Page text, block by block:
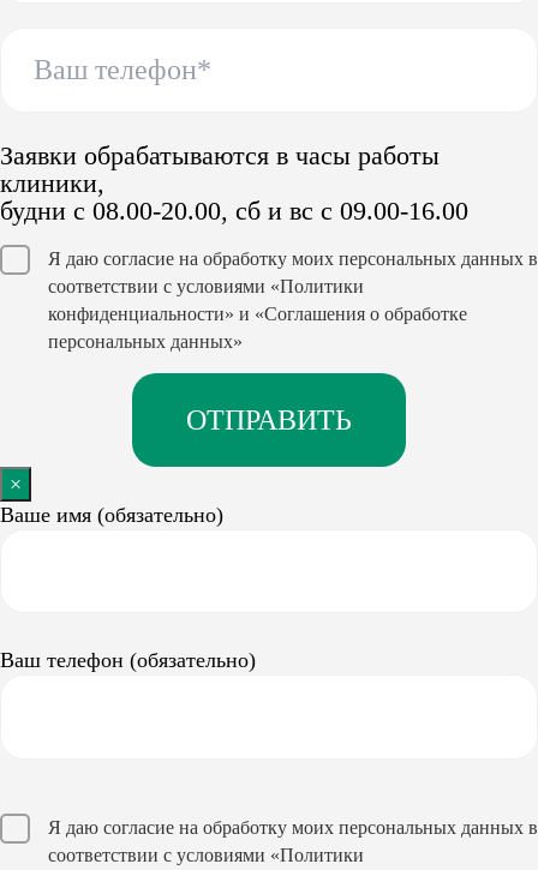
Заявки обрабатываются в часы работы
клиники,
будни с 08.00-20.00, сб и вс с 09.00-16.00
Я даю согласие на обработку моих персональных данных в
соответствии с условиями «Политики
конфиденциальности» и «Соглашения о обработке
персональных данных»
×
Ваше имя (обязательно)
Ваш телефон (обязательно)
Я даю согласие на обработку моих персональных данных в
соответствии с условиями «Политики